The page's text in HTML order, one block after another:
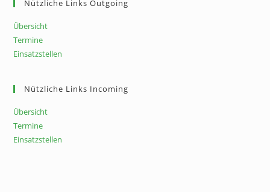
Nützliche Links Outgoing
Übersicht
Termine
Einsatzstellen
Nützliche Links Incoming
Übersicht
Termine
Einsatzstellen